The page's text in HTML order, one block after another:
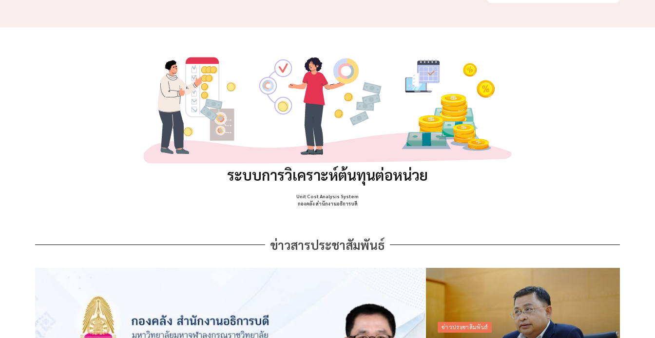
ระบบการวิเคราะห์ต้นทุนต่อหน่วย
Unit Cost Analysis System
กองคลัง สำนักงานอธิการบดี
ข่าวสารประชาสัมพันธ์
ข่าวประชาสัมพันธ์